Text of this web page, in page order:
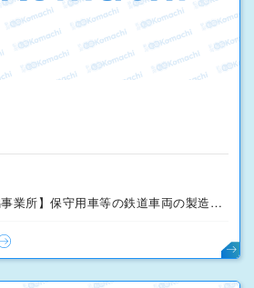
【新潟事業所】保守用車等の鉄道車両の製造／組立工